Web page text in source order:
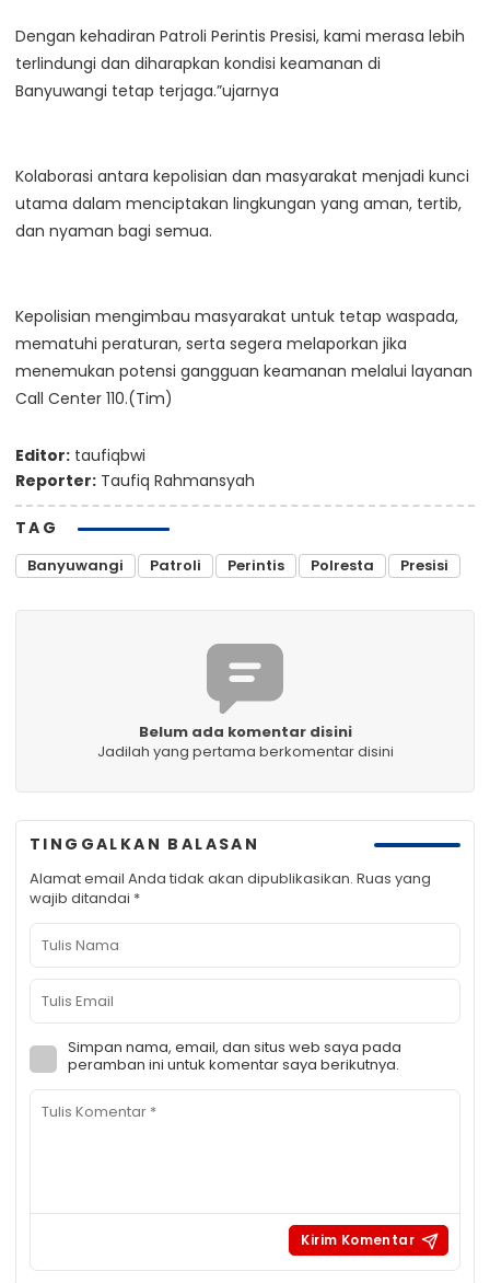
Dengan kehadiran Patroli Perintis Presisi, kami merasa lebih
terlindungi dan diharapkan kondisi keamanan di
Banyuwangi tetap terjaga.”ujarnya
Kolaborasi antara kepolisian dan masyarakat menjadi kunci
utama dalam menciptakan lingkungan yang aman, tertib,
dan nyaman bagi semua.
Kepolisian mengimbau masyarakat untuk tetap waspada,
mematuhi peraturan, serta segera melaporkan jika
menemukan potensi gangguan keamanan melalui layanan
Call Center 110.(Tim)
Editor: taufiqbwi
Reporter: Taufiq Rahmansyah
TAG
Banyuwangi Patroli Perintis Polresta Presisi
Belum ada komentar disini
Jadilah yang pertama berkomentar disini
TINGGALKAN BALASAN
Alamat email Anda tidak akan dipublikasikan. Ruas yang
wajib ditandai *
Simpan nama, email, dan situs web saya pada
peramban ini untuk komentar saya berikutnya.